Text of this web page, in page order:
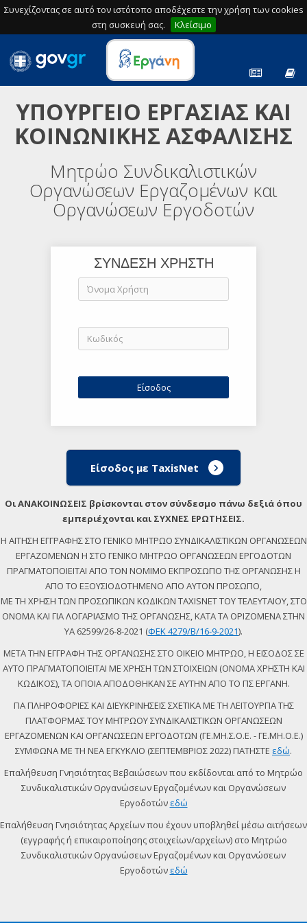
Συνεχίζοντας σε αυτό τον ιστότοπο αποδέχεστε την χρήση των cookies
στη συσκευή σας.
Κλείσιμο
ΥΠΟΥΡΓΕΙΟ ΕΡΓΑΣΙΑΣ ΚΑΙ
ΚΟΙΝΩΝΙΚΗΣ ΑΣΦΑΛΙΣΗΣ
Μητρώο Συνδικαλιστικών
Οργανώσεων Εργαζομένων και
Οργανώσεων Εργοδοτών
ΣΥΝΔΕΣΗ ΧΡΗΣΤΗ
Είσοδος με TaxisNet
Οι ΑΝΑΚΟΙΝΩΣΕΙΣ βρίσκονται στον σύνδεσμο πάνω δεξιά όπου
εμπεριέχονται και ΣΥΧΝΕΣ ΕΡΩΤΗΣΕΙΣ.
Η ΑΙΤΗΣΗ ΕΓΓΡΑΦΗΣ ΣΤΟ ΓΕΝΙΚΟ ΜΗΤΡΩΟ ΣΥΝΔΙΚΑΛΙΣΤΙΚΩΝ ΟΡΓΑΝΩΣΕΩΝ
ΕΡΓΑΖΟΜΕΝΩΝ Η ΣΤΟ ΓΕΝΙΚΟ ΜΗΤΡΩΟ ΟΡΓΑΝΩΣΕΩΝ ΕΡΓΟΔΟΤΩΝ
ΠΡΑΓΜΑΤΟΠΟΙΕΙΤΑΙ ΑΠΟ ΤΟΝ ΝΟΜΙΜΟ ΕΚΠΡΟΣΩΠΟ ΤΗΣ ΟΡΓΑΝΩΣΗΣ Η
ΑΠΟ ΤΟ ΕΞΟΥΣΙΟΔΟΤΗΜΕΝΟ ΑΠΟ ΑΥΤΟΝ ΠΡΟΣΩΠΟ,
ΜΕ ΤΗ ΧΡΗΣΗ ΤΩΝ ΠΡΟΣΩΠΙΚΩΝ ΚΩΔΙΚΩΝ TAXISNET ΤΟΥ ΤΕΛΕΥΤΑΙΟΥ, ΣΤΟ
ΟΝΟΜΑ ΚΑΙ ΓΙΑ ΛΟΓΑΡΙΑΣΜΟ ΤΗΣ ΟΡΓΑΝΩΣΗΣ, ΚΑΤΑ ΤΑ ΟΡΙΖΟΜΕΝΑ ΣΤΗΝ
ΥΑ 62599/26-8-2021 (ΦΕΚ 4279/Β/16-9-2021).
ΜΕΤΑ ΤΗΝ ΕΓΓΡΑΦΗ ΤΗΣ ΟΡΓΑΝΩΣΗΣ ΣΤΟ ΟΙΚΕΙΟ ΜΗΤΡΩΟ, Η ΕΙΣΟΔΟΣ ΣΕ
ΑΥΤΟ ΠΡΑΓΜΑΤΟΠΟΙΕΙΤΑΙ ΜΕ ΧΡΗΣΗ ΤΩΝ ΣΤΟΙΧΕΙΩΝ (ΟΝΟΜΑ ΧΡΗΣΤΗ ΚΑΙ
ΚΩΔΙΚΟΣ), ΤΑ ΟΠΟΙΑ ΑΠΟΔΟΘΗΚΑΝ ΣΕ ΑΥΤΗΝ ΑΠΟ ΤΟ ΠΣ ΕΡΓΑΝΗ.
ΓΙΑ ΠΛΗΡΟΦΟΡΙΕΣ ΚΑΙ ΔΙΕΥΚΡΙΝΗΣΕΙΣ ΣΧΕΤΙΚΑ ΜΕ ΤΗ ΛΕΙΤΟΥΡΓΙΑ ΤΗΣ
ΠΛΑΤΦΟΡΜΑΣ ΤΟΥ ΜΗΤΡΩΟΥ ΣΥΝΔΙΚΑΛΙΣΤΙΚΩΝ ΟΡΓΑΝΩΣΕΩΝ
ΕΡΓΑΖΟΜΕΝΩΝ ΚΑΙ ΟΡΓΑΝΩΣΕΩΝ ΕΡΓΟΔΟΤΩΝ (ΓΕ.ΜΗ.Σ.Ο.Ε. - ΓΕ.ΜΗ.Ο.Ε.)
ΣΥΜΦΩΝΑ ΜΕ ΤΗ ΝΕΑ ΕΓΚΥΚΛΙΟ (ΣΕΠΤΕΜΒΡΙΟΣ 2022) ΠΑΤΗΣΤΕ εδώ.
Επαλήθευση Γνησιότητας Βεβαιώσεων που εκδίδονται από το Μητρώο
Συνδικαλιστικών Οργανώσεων Εργαζομένων και Οργανώσεων
Εργοδοτών εδώ
Επαλήθευση Γνησιότητας Αρχείων που έχουν υποβληθεί μέσω αιτήσεων
(εγγραφής ή επικαιροποίησης στοιχείων/αρχείων) στο Μητρώο
Συνδικαλιστικών Οργανώσεων Εργαζομένων και Οργανώσεων
Εργοδοτών εδώ